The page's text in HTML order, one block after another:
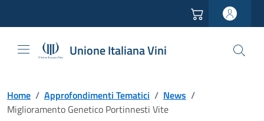
Unione Italiana Vini
Home / Approfondimenti Tematici / News /
Miglioramento Genetico Portinnesti Vite